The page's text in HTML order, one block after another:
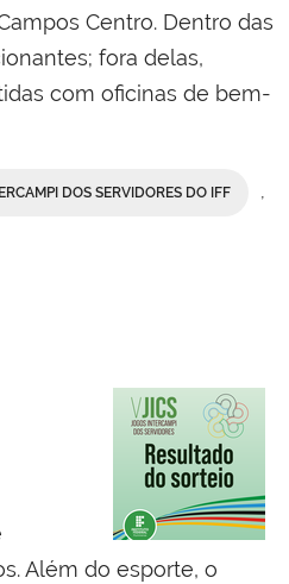
Centro. Dentro das
fora delas,
com oficinas de bem-
DOS SERVIDORES DO IFF
Além do esporte, o